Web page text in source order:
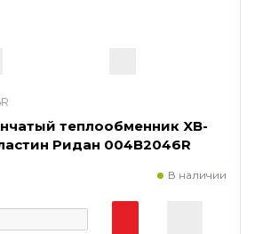
теплообменник XB-
Ридан 004B2046R
В наличии